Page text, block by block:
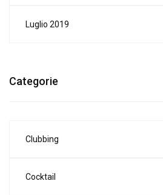
Luglio 2019
Categorie
Clubbing
Cocktail